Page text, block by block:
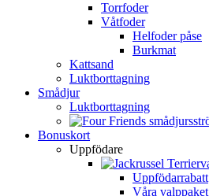
Torrfoder
Våtfoder
Helfoder påse
Burkmat
Kattsand
Luktborttagning
Smådjur
Luktborttagning
Bonuskort
Uppfödare
Uppfödarrabatt
Våra valppaket